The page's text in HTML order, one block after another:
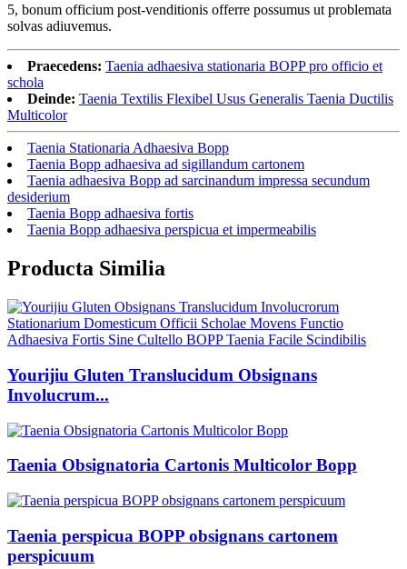
5, bonum officium post-venditionis offerre possumus ut problemata
solvas adiuvemus.
Praecedens: Taenia adhaesiva stationaria BOPP pro officio et
schola
Deinde: Taenia Textilis Flexibel Usus Generalis Taenia Ductilis
Multicolor
Taenia Stationaria Adhaesiva Bopp
Taenia Bopp adhaesiva ad sigillandum cartonem
Taenia adhaesiva Bopp ad sarcinandum impressa secundum
desiderium
Taenia Bopp adhaesiva fortis
Taenia Bopp adhaesiva perspicua et impermeabilis
Producta Similia
Yourijiu Gluten Translucidum Obsignans
Involucrum...
Taenia Obsignatoria Cartonis Multicolor Bopp
Taenia perspicua BOPP obsignans cartonem
perspicuum